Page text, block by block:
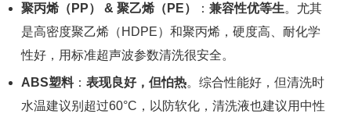
聚丙烯（PP） & 聚乙烯（PE） ：兼容性优等生。尤其
是高密度聚乙烯（HDPE）和聚丙烯，硬度高、耐化学
性好，用标准超声波参数清洗很安全。
ABS塑料：表现良好，但怕热。综合性能好，但清洗时
水温建议别超过60°C，以防软化，清洗液也建议用中性